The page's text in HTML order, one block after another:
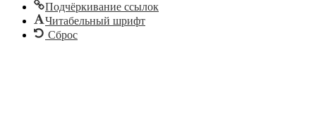
Подчёркивание ссылок
Читабельный шрифт
Сброс